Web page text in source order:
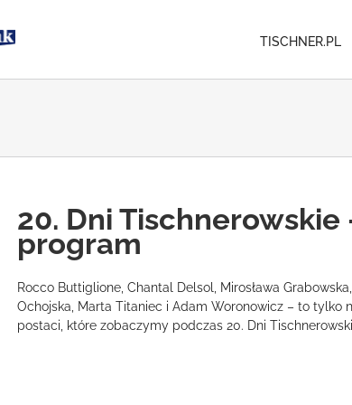
TISCHNER.PL
20. Dni Tischnerowskie
program
Rocco Buttiglione, Chantal Delsol, Mirosława
Ochojska, Marta Titaniec i Adam Woronowicz – to tylko
postaci, które zobaczymy podczas 20. Dni